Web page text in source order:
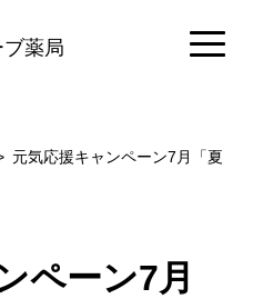
薬局
元気応援キャンペーン7月「夏
ペーン7月